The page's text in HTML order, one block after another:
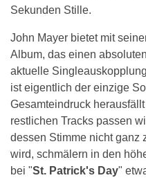
Sekunden Stille.
John Mayer bietet mit
Album, das einen
aktuelle
ist eigentlich der einzige
Gesamteindruck
restlichen Tracks passen
dessen Stimme nicht ganz
wird, schmälern in den
bei "St. Patrick's Day"